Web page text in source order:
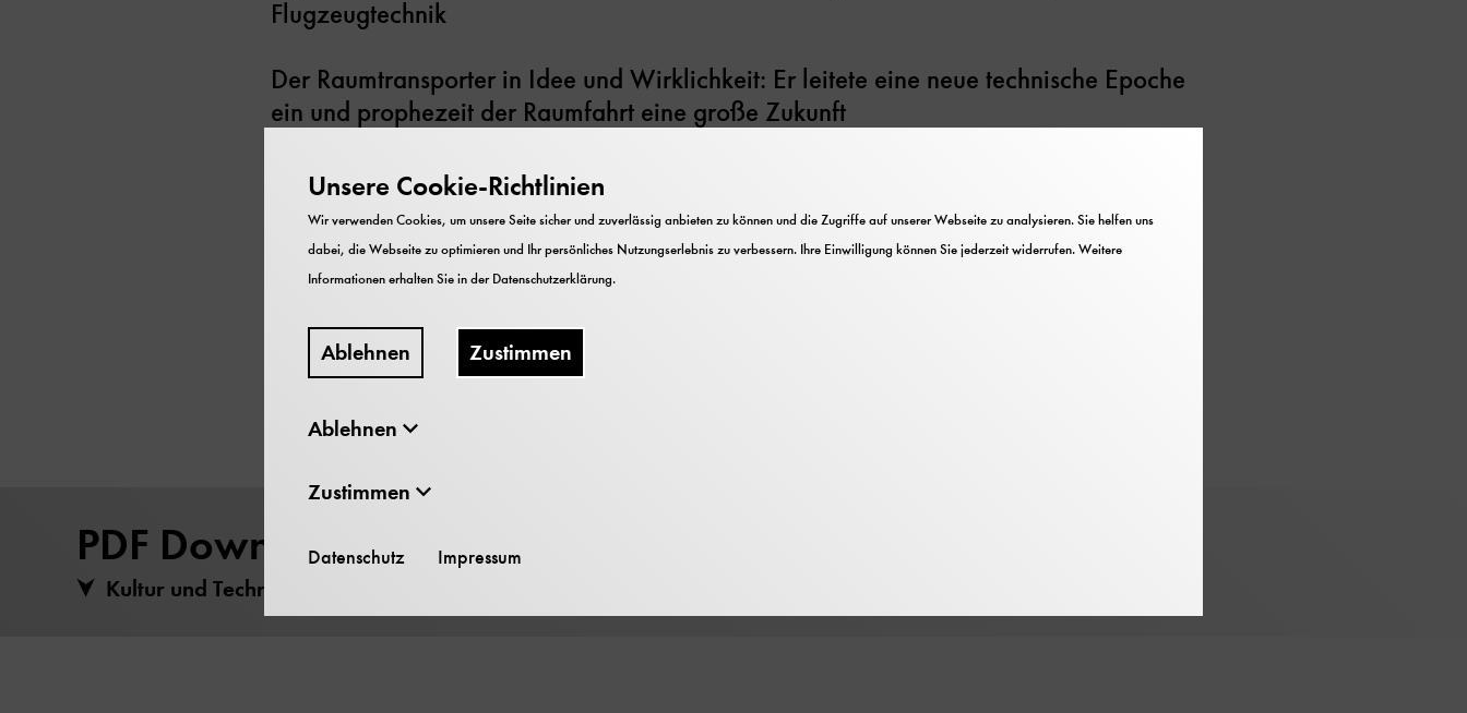
Flugzeugtechnik
Der Raumtransporter in Idee und Wirklichkeit: Er leitete eine neue technische Epoche
ein und prophezeit der Raumfahrt eine große Zukunft
Kultur und Technik Heft 3 (1984)
Zeitschrift des Deutschen Museums
1984 Deutsches Museum und C.H.Beck
ISSN 0344-5690
PDF Download
Kultur und Technik Heft 3 (1984) herunterladen (PDF 37 MB)
Unsere Cookie-Richtlinien
Wir verwenden Cookies, um unsere Seite sicher und zuverlässig anbieten zu können und die Zugriffe auf unserer Webseite zu analysieren. Sie helfen uns
dabei, die Webseite zu optimieren und Ihr persönliches Nutzungserlebnis zu verbessern. Ihre Einwilligung können Sie jederzeit widerrufen. Weitere
Informationen erhalten Sie in derDatenschutzerklärung.
Ablehnen Zustimmen
Ablehnen
Zustimmen
Datenschutz Impressum